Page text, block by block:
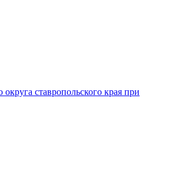
ставропольского края при